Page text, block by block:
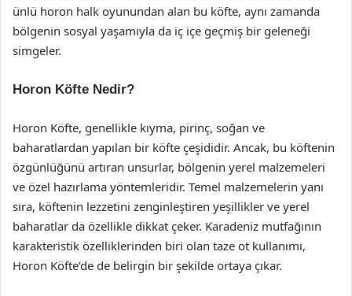
ünlü horon halk oyunundan alan bu köfte, aynı zamanda
bölgenin sosyal yaşamıyla da iç içe geçmiş bir geleneği
simgeler.
Horon Köfte Nedir?
Horon Köfte, genellikle kıyma, pirinç, soğan ve
baharatlardan yapılan bir köfte çeşididir. Ancak, bu köftenin
özgünlüğünü artıran unsurlar, bölgenin yerel malzemeleri
ve özel hazırlama yöntemleridir. Temel malzemelerin yanı
sıra, köftenin lezzetini zenginleştiren yeşillikler ve yerel
baharatlar da özellikle dikkat çeker. Karadeniz mutfağının
karakteristik özelliklerinden biri olan taze ot kullanımı,
Horon Köfte’de de belirgin bir şekilde ortaya çıkar.